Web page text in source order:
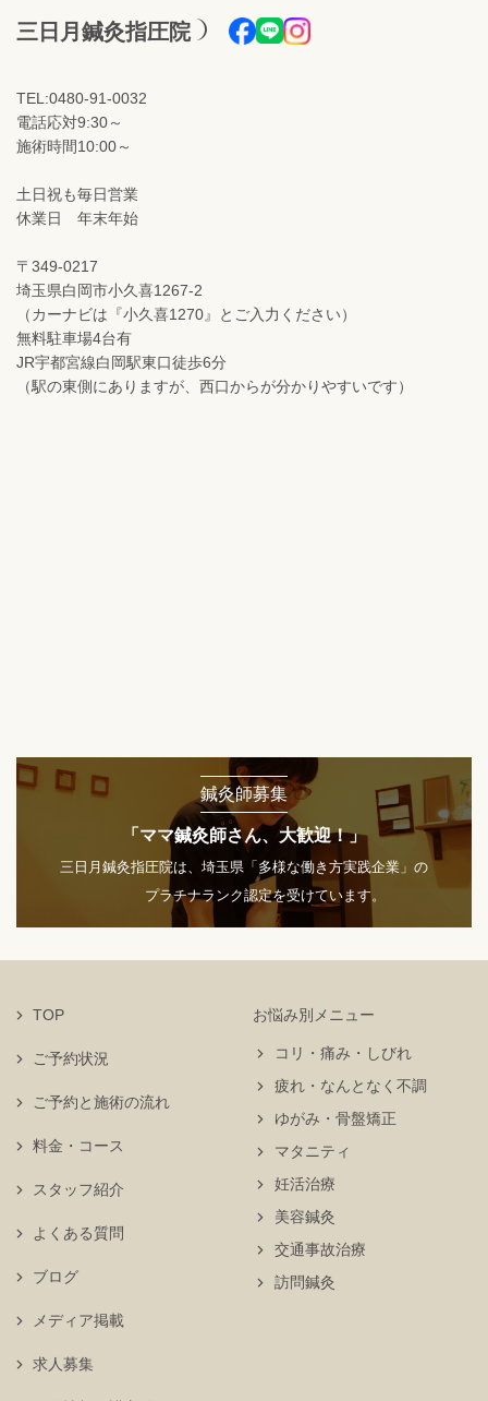
三日月鍼灸指圧院
TEL:0480-91-0032
電話応対9:30～
施術時間10:00～
土日祝も毎日営業
休業日 年末年始
〒349-0217
埼玉県白岡市小久喜1267-2
（カーナビは『小久喜1270』とご入力ください）
無料駐車場4台有
JR宇都宮線白岡駅東口徒歩6分
（駅の東側にありますが、西口からが分かりやすいです）
鍼灸師募集
「ママ鍼灸師さん、大歓迎！」
三日月鍼灸指圧院は、埼玉県「多様な働き方実践企業」の
プラチナランク認定を受けています。
TOP
ご予約状況
お悩み別メニュー
コリ・痛み・しびれ
疲れ・なんとなく不調
ゆがみ・骨盤矯正
マタニティ
妊活治療
美容鍼灸
交通事故治療
訪問鍼灸
ご予約と施術の流れ
料金・コース
スタッフ紹介
よくある質問
ブログ
メディア掲載
求人募集